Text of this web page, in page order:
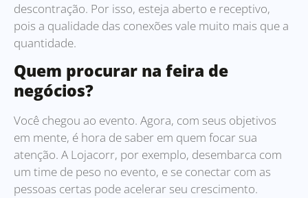
descontração. Por isso, esteja aberto e receptivo,
pois a qualidade das conexões vale muito mais que a
quantidade.
Quem procurar na feira de
negócios?
Você chegou ao evento. Agora, com seus objetivos
em mente, é hora de saber em quem focar sua
atenção. A Lojacorr, por exemplo, desembarca com
um time de peso no evento, e se conectar com as
pessoas certas pode acelerar seu crescimento.